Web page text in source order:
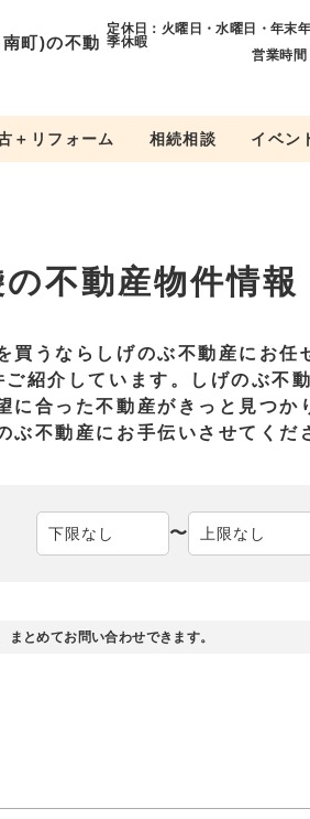
町)の不動
定休日：火曜日・水曜日・年末
季休暇
営業時
＋リフォーム 相続相談 イベン
不動産物件情報
買うならしげのぶ不動産にお任
紹介しています。しげのぶ不
に合った不動産がきっと見つか
ぶ不動産にお手伝いさせてくだ
〜
とめてお問い合わせできます。